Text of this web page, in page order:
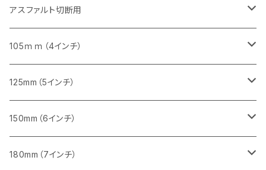
セグメントタイプ（一般道路カッター用
セグメント（一般道路カッター用
埋設鋳鉄管工事対応タイプ
セグメント（特殊凸凹加工チップ）
セグメント
セグメント（特殊凸凹加工チップ）
405mm（16インチ）
セグメント
セグメント（一般道路カッター用
473mm（18インチ）
セグメント（一般道路カッター用
セグメントタイプ
305mm（12インチ）
セグメント
セグメント（特殊凸凹加工チップ）
355mm（14インチ）
セグメント
セグメント（特殊凸凹加工チップ）
405mm（16インチ）
セグメントタイプ
砥石（補強綱入り）
砥石（補強綱入り）
355mm（14インチ）
砥石（補強綱入り）
305mm（12インチ）
砥石（補強綱入り）
355mm（14インチ）
砥石（補強綱入り）
アスファルト切断用
255ｍｍ（10インチ）
一般道路カッター用
305ｍｍ（12インチ）
一般道路カッター用
355ｍｍ（14インチ）
一般道路カッター用
405mm（16インチ）
105ｍｍ（4インチ）
タイル切断用
みかげ石（御影石）切断用
コンクリート切断用
125mm（5インチ）
タイル切断用
みかげ石（御影石）切断用
150mm（6インチ）
みかげ石（御影石）切断用
180mm（7インチ）